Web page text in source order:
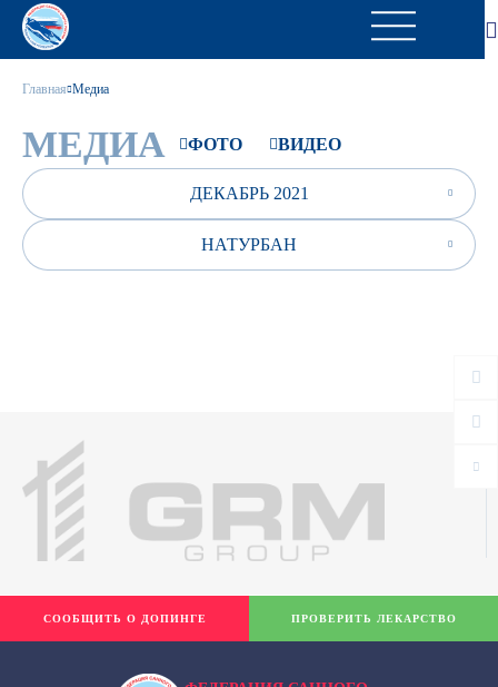
Главная Медиа
МЕДИА ФОТО ВИДЕО
ДЕКАБРЬ 2021
НАТУРБАН
СООБЩИТЬ О ДОПИНГЕ ПРОВЕРИТЬ ЛЕКАРСТВО